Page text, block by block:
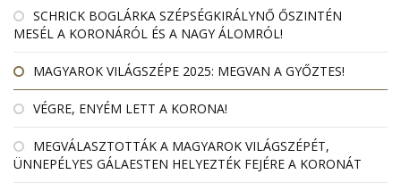
SCHRICK BOGLÁRKA SZÉPSÉGKIRÁLYNŐ ŐSZINTÉN
MESÉL A KORONÁRÓL ÉS A NAGY ÁLOMRÓL!
MAGYAROK VILÁGSZÉPE 2025: MEGVAN A GYŐZTES!
VÉGRE, ENYÉM LETT A KORONA!
MEGVÁLASZTOTTÁK A MAGYAROK VILÁGSZÉPÉT,
ÜNNEPÉLYES GÁLAESTEN HELYEZTÉK FEJÉRE A KORONÁT